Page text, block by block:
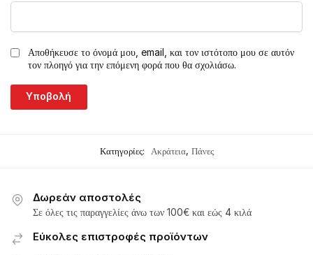
Αποθήκευσε το όνομά μου, email, και τον ιστότοπο μου σε αυτόν
τον πλοηγό για την επόμενη φορά που θα σχολιάσω.
Κατηγορίες: Ακράτεια, Πάνες
Δωρεάν αποστολές
Σε όλες τις παραγγελίες άνω των 100€ και εώς 4 κιλά
Εύκολες επιστροφές προϊόντων